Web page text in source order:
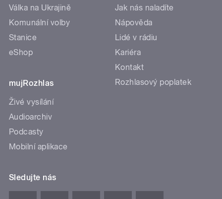
Válka na Ukrajině
Komunální volby
Stanice
eShop
mujRozhlas
Živé vysílání
Audioarchiv
Podcasty
Mobilní aplikace
Jak nás naladíte
Nápověda
Lidé v rádiu
Kariéra
Kontakt
Rozhlasový poplatek
Sledujte nás